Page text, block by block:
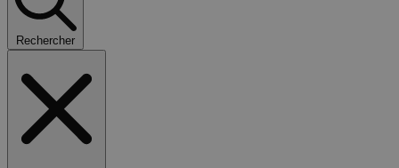
Rechercher